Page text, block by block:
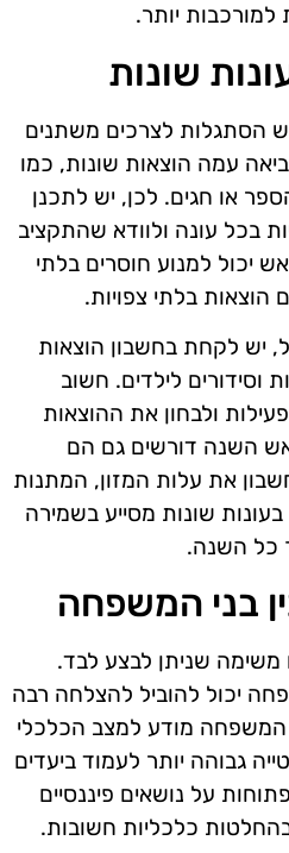
למורכבות יותר.
שונות
הסתגלות לצרכים משתנים
עמה הוצאות שונות, כמו
או חגים. לכן, יש לתכנן
בכל עונה ולוודא שהתקציב
יכול למנוע חוסרים בלתי
הוצאות בלתי צפויות.
יש לקחת בחשבון הוצאות
וסידורים לילדים. חשוב
ולבחון את ההוצאות
השנה דורשים גם הם
את עלות המזון, המתנות
שונות מסייע בשמירה
כל השנה.
בני המשפחה
משימה שניתן לבצע לבד.
יכול להוביל להצלחה רבה
המשפחה מודע למצב הכלכלי
גבוהה יותר לעמוד ביעדים
על נושאים פיננסיים
כלכליות חשובות.